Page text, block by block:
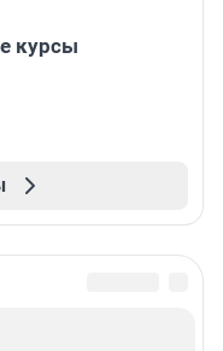
курсы